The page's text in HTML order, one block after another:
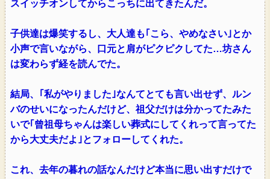
スイッチオンしてからこっちに出てきたんだ。
子供達は爆笑するし、大人達も｢こら、やめなさい｣とか
小声で言いながら、口元と肩がピクピクしてた…坊さん
は変わらず経を読んでた。
結局、｢私がやりました｣なんてとても言い出せず、ルン
バのせいになったんだけど、祖父だけは分かってたみた
いで｢曾祖母ちゃんは楽しい葬式にしてくれって言ってた
から大丈夫だよ｣とフォローしてくれた。
これ、去年の暮れの話なんだけど本当に思い出すだけで